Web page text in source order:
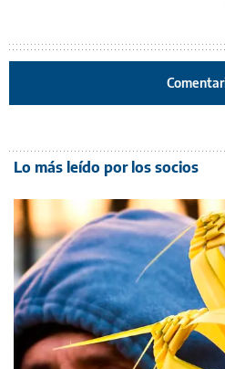
Lo más leído por los socios